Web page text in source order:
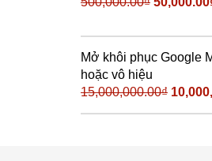
là:
Mở khôi phục Google
hoặc vô hiệu
15,000,000.00₫ Giá